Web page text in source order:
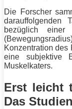
Die Forscher
darauffolgenden
bezüglich
Konzentration des
eine subjektive
Muskelkaters.
Erst leicht
Das